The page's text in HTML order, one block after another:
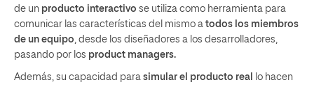
de un producto interactivo se utiliza como herramienta para
comunicar las características del mismo a todos los miembros
de un equipo, desde los diseñadores a los desarrolladores,
pasando por los product managers.
Además, su capacidad para simular el producto real
lo hacen